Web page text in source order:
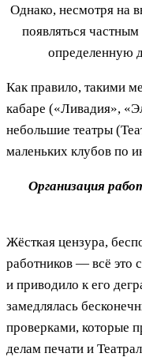
Однако, несмотря на
появляться
определенную
Как правило, такими
кабаре («Ливадия»,
небольшие театры
маленьких клубов по
Организация
Жёсткая цензура,
работников — всё это
и приводило к его
замедлялась
проверками, которые
делам печати и